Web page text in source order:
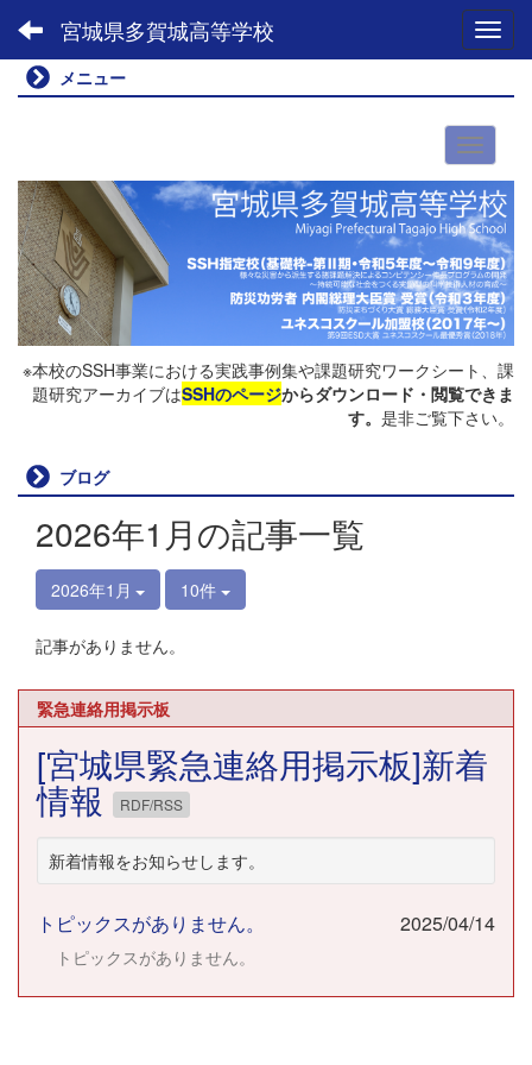
宮城県多賀城高等学校
メニュー
※本校のSSH事業における実践事例集や課題研究ワークシート、課
題研究アーカイブはSSHのページからダウンロード・閲覧できま
す。 是非ご覧下さい。
ブログ
2026年1月の記事一覧
2026年1月 10件
記事がありません。
緊急連絡用掲示板
[宮城県緊急連絡用掲示板]新着
情報 RDF/RSS
新着情報をお知らせします。
トピックスがありません。 2025/04/14
トピックスがありません。